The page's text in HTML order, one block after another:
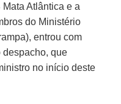
Atlântica e a
do Ministério
entrou com
despacho, que
no início deste